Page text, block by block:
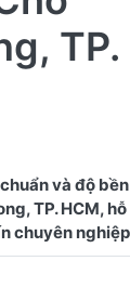
TP.
và độ bền
TP. HCM, hỗ